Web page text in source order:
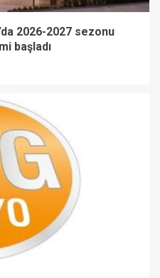
2026-2027 sezonu
başladı